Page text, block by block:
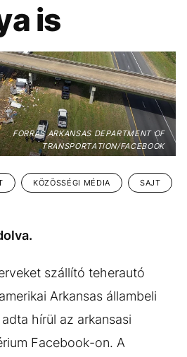
DESIGN
ARCOK
TÖRTÉNETEK
is
FORRÁS ARKANSAS DEPARTMENT OF
TRANSPORTATION/FACEBOOK
KÖZÖSSÉGI MÉDIA SAJT
szállító teherautó
Arkansas állambeli
hírül az arkansasi
Facebook-on. A